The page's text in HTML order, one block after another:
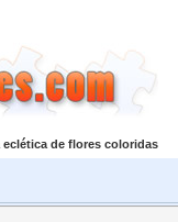
eclética de flores coloridas